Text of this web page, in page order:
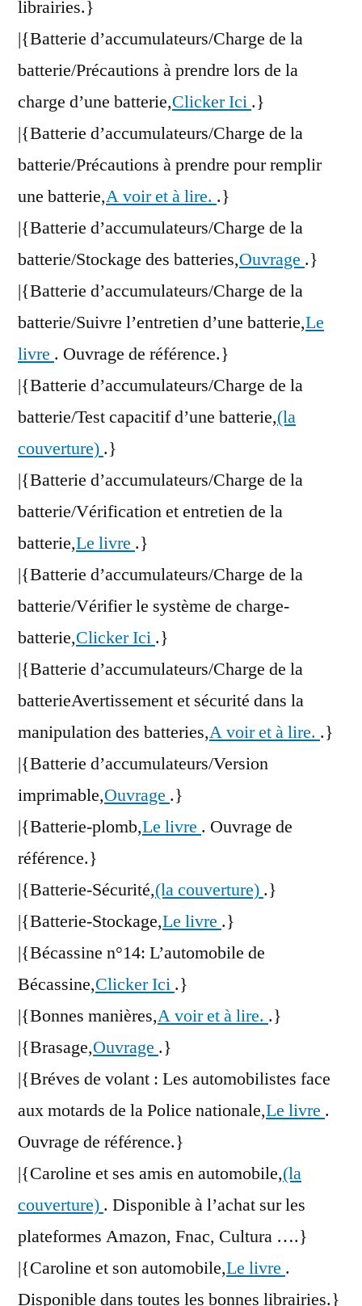
librairies.}
|{Batterie d’accumulateurs/Charge de la
batterie/Précautions à prendre lors de la
charge d’une batterie,Clicker Ici .}
|{Batterie d’accumulateurs/Charge de la
batterie/Précautions à prendre pour remplir
une batterie,A voir et à lire. .}
|{Batterie d’accumulateurs/Charge de la
batterie/Stockage des batteries,Ouvrage .}
|{Batterie d’accumulateurs/Charge de la
batterie/Suivre l’entretien d’une batterie,Le
livre . Ouvrage de référence.}
|{Batterie d’accumulateurs/Charge de la
batterie/Test capacitif d’une batterie,(la
couverture) .}
|{Batterie d’accumulateurs/Charge de la
batterie/Vérification et entretien de la
batterie,Le livre .}
|{Batterie d’accumulateurs/Charge de la
batterie/Vérifier le système de charge-
batterie,Clicker Ici .}
|{Batterie d’accumulateurs/Charge de la
batterieAvertissement et sécurité dans la
manipulation des batteries,A voir et à lire. .}
|{Batterie d’accumulateurs/Version
imprimable,Ouvrage .}
|{Batterie-plomb,Le livre . Ouvrage de
référence.}
|{Batterie-Sécurité,(la couverture) .}
|{Batterie-Stockage,Le livre .}
|{Bécassine n°14: L’automobile de
Bécassine,Clicker Ici .}
|{Bonnes manières,A voir et à lire. .}
|{Brasage,Ouvrage .}
|{Bréves de volant : Les automobilistes face
aux motards de la Police nationale,Le livre .
Ouvrage de référence.}
|{Caroline et ses amis en automobile,(la
couverture) . Disponible à l’achat sur les
plateformes Amazon, Fnac, Cultura ….}
|{Caroline et son automobile,Le livre .
Disponible dans toutes les bonnes librairies.}